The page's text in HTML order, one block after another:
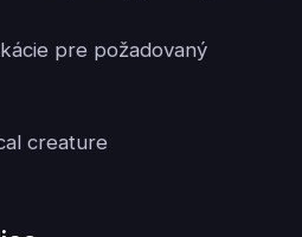
pre požadovaný